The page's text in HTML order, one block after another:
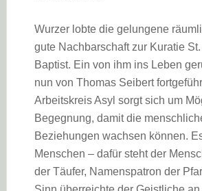
Wurzer lobte die gelungene
gute Nachbarschaft zur Kuratie
Baptist. Ein von ihm ins Leben
nun von Thomas Seibert
Arbeitskreis Asyl sorgt sich um
Begegnung, damit die
Beziehungen wachsen können.
Menschen – dafür steht der
der Täufer, Namenspatron der